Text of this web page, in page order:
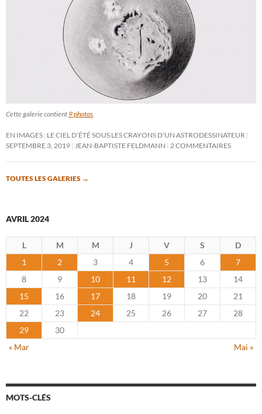
Cette galerie contient 9 photos
EN IMAGES : LE CIEL D’ÉTÉ SOUS LES CRAYONS D’UN ASTRODESSINATEUR
SEPTEMBRE 3, 2019
JEAN-BAPTISTE FELDMANN 2 COMMENTAIRES
TOUTES LES GALERIES →
AVRIL 2024
L M M J V S
D
1
2 3 4 5 6
7
8
9 10 11 12 13
14
15
16 17 18 19 20
21
22
23 24 25 26 27
28
29
30
« Mar
Mai »
MOTS-CLÉS